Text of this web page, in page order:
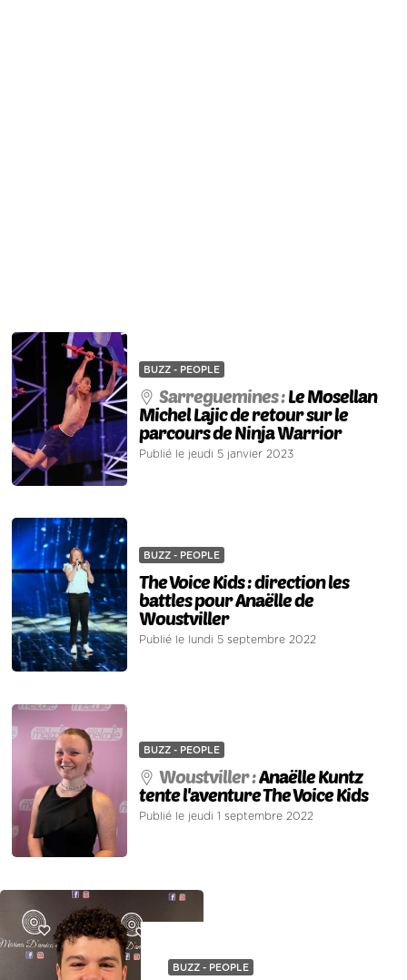
BUZZ - PEOPLE
Sarreguemines :Le Mosellan
Michel Lajic de retour sur le
parcours de Ninja Warrior
Publié le jeudi 5 janvier 2023
BUZZ - PEOPLE
The Voice Kids : direction les
battles pour Anaëlle de
Woustviller
Publié le lundi 5 septembre 2022
BUZZ - PEOPLE
Woustviller :Anaëlle Kuntz
tente l'aventure The Voice Kids
Publié le jeudi 1 septembre 2022
BUZZ - PEOPLE